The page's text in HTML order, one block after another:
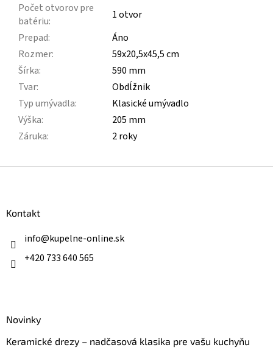
Počet otvorov pre
batériu:
1 otvor
Prepad:
Áno
Rozmer:
59x20,5x45,5 cm
Šírka:
590 mm
Tvar:
Obdĺžnik
Typ umývadla:
Klasické umývadlo
Výška:
205 mm
Záruka: 2 roky
Kontakt
info@kupelne-online.sk
+420 733 640 565
Novinky
Keramické drezy – nadčasová klasika pre vašu kuchyňu